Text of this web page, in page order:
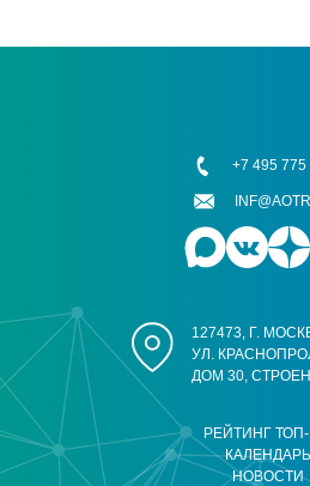
РЕЙТИНГ ТОП-
КАЛЕНДАРЬ
НОВОСТИ
127473, Г.
УЛ.
ДОМ 30,
+7 495 775